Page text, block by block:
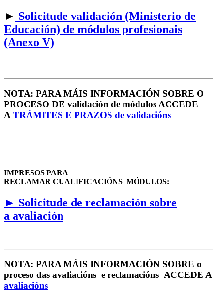
► Solicitude validación (Ministerio de
Educación) de módulos profesionais
(Anexo V)
NOTA: PARA MÁIS INFORMACIÓN SOBRE O
PROCESO DE validación de módulos ACCEDE
A TRÁMITES E PRAZOS de validacións
IMPRESOS PARA
RECLAMAR CUALIFICACIÓNS MÓDULOS:
► Solicitude de reclamación sobre
a avaliación
NOTA: PARA MÁIS INFORMACIÓN SOBRE o
proceso das avaliacións e reclamacións ACCEDE A
avaliacións